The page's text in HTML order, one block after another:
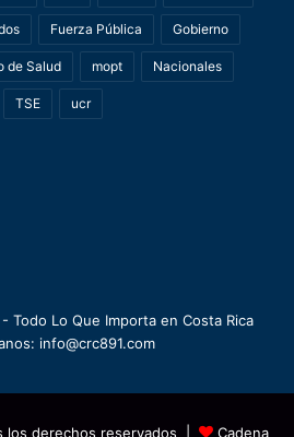
Fuerza Pública Gobierno
de Salud mopt Nacionales
TSE ucr
Todo Lo Que Importa en Costa Rica
info@crc891.com
los derechos reservados | Cadena